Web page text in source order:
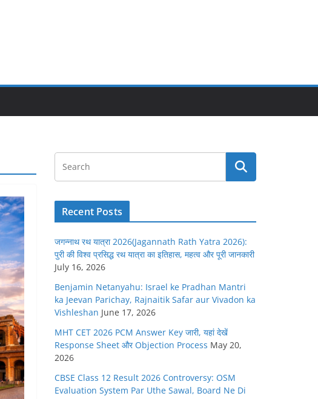
Recent Posts
जगन्नाथ रथ यात्रा 2026(Jagannath Rath Yatra 2026):
पुरी की विश्व प्रसिद्ध रथ यात्रा का इतिहास, महत्व और पूरी जानकारी
July 16, 2026
Benjamin Netanyahu: Israel ke Pradhan Mantri
ka Jeevan Parichay, Rajnaitik Safar aur Vivadon ka
Vishleshan June 17, 2026
MHT CET 2026 PCM Answer Key जारी, यहां देखें
Response Sheet और Objection Process May 20,
2026
CBSE Class 12 Result 2026 Controversy: OSM
Evaluation System Par Uthe Sawal, Board Ne Di